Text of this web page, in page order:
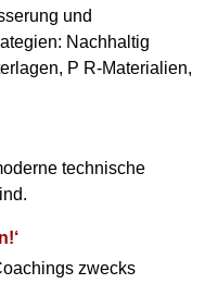
und
Nachhaltig
P R-Materialien,
technische
zwecks